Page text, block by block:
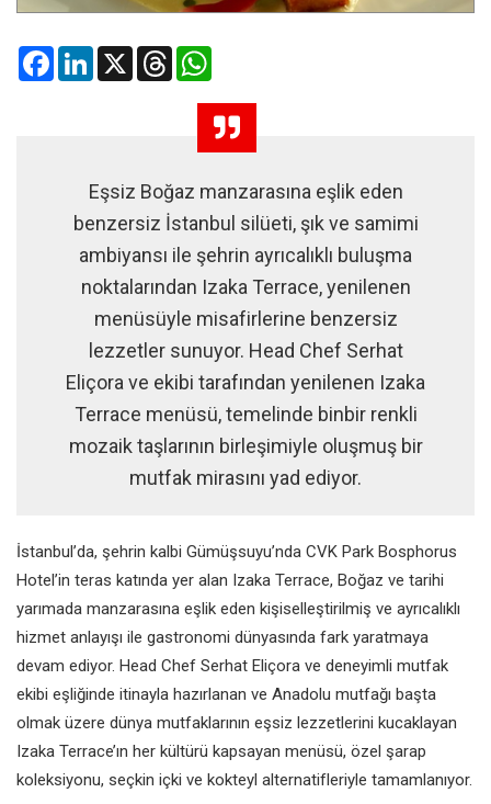
FacebookLinkedIn
X Threads
Eşsiz Boğaz manzarasına eşlik eden
benzersiz İstanbul silüeti, şık ve samimi
ambiyansı ile şehrin ayrıcalıklı buluşma
noktalarından Izaka Terrace, yenilenen
menüsüyle misafirlerine benzersiz
lezzetler sunuyor. Head Chef Serhat
Eliçora ve ekibi tarafından yenilenen Izaka
Terrace menüsü, temelinde binbir renkli
mozaik taşlarının birleşimiyle oluşmuş bir
mutfak mirasını yad ediyor.
İstanbul’da, şehrin kalbi Gümüşsuyu’nda CVK Park Bosphorus
Hotel’in teras katında yer alan Izaka Terrace, Boğaz ve tarihi
yarımada manzarasına eşlik eden kişiselleştirilmiş ve ayrıcalıklı
hizmet anlayışı ile gastronomi dünyasında fark yaratmaya
devam ediyor. Head Chef Serhat Eliçora ve deneyimli mutfak
ekibi eşliğinde itinayla hazırlanan ve Anadolu mutfağı başta
olmak üzere dünya mutfaklarının eşsiz lezzetlerini kucaklayan
Izaka Terrace’ın her kültürü kapsayan menüsü, özel şarap
koleksiyonu, seçkin içki ve kokteyl alternatifleriyle tamamlanıyor.